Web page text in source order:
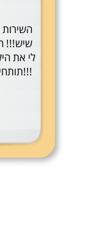
השירות
שיש!!!
לי את